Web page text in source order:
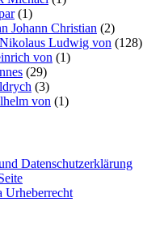
(1)
Johann Christian (2)
Ludwig von (128)
von (1)
(29)
(3)
von (1)
Datenschutzerklärung
Urheberrecht